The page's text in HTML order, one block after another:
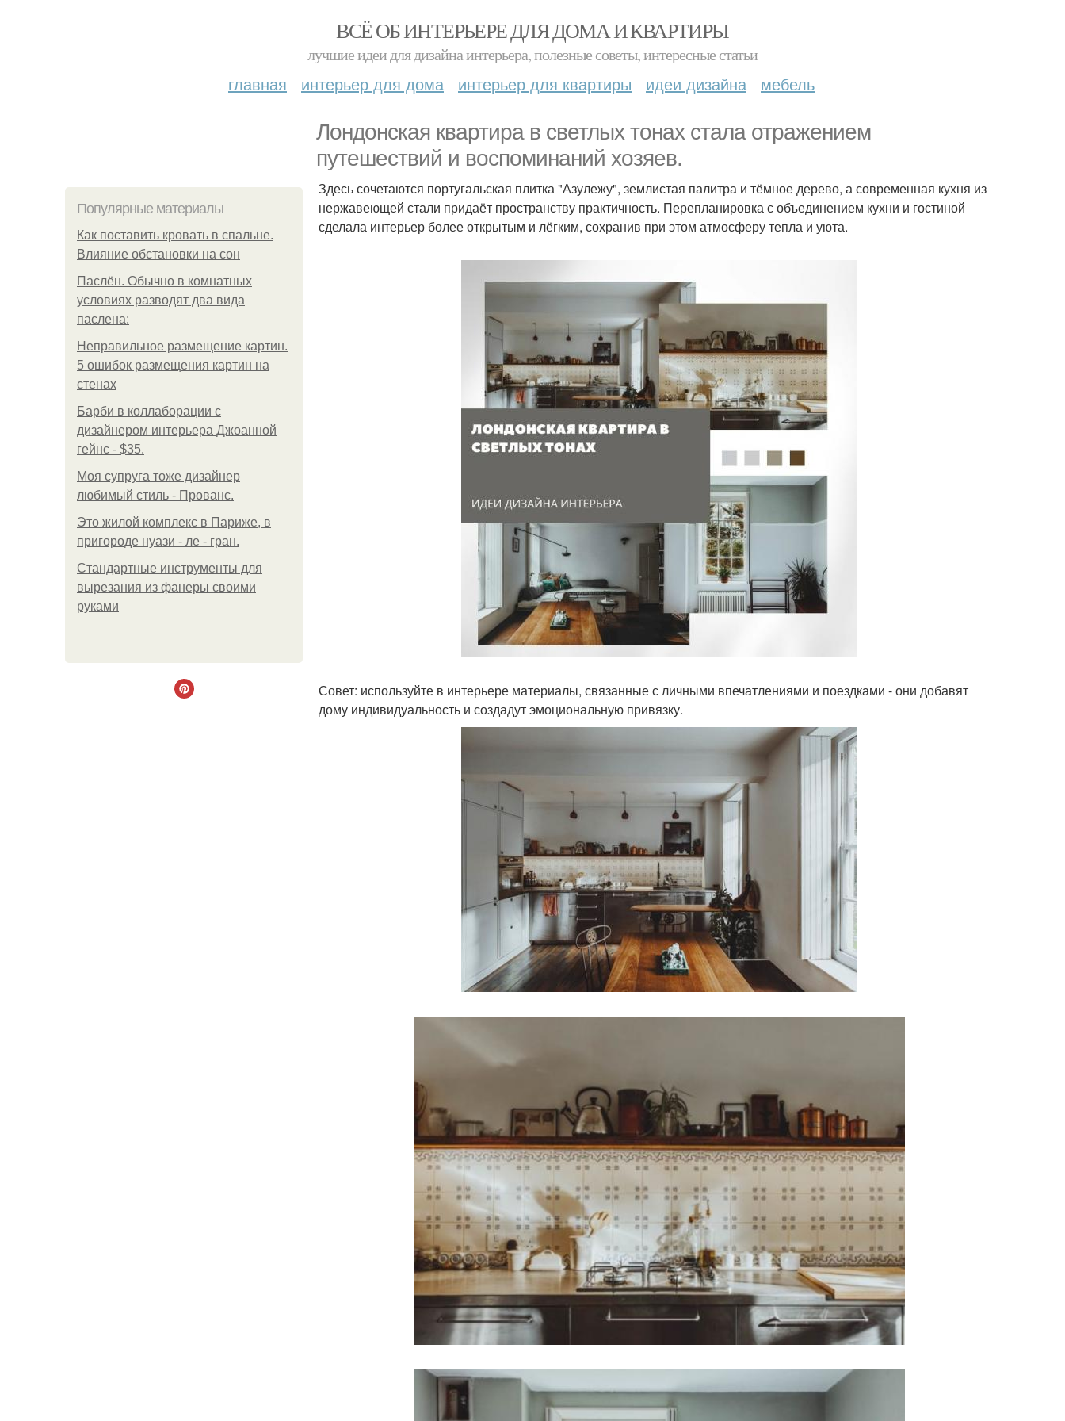
ВСЁ ОБ ИНТЕРЬЕРЕ ДЛЯ ДОМА И КВАРТИРЫ
лучшие идеи для дизайна интерьера, полезные советы, интересные статьи
главная интерьер для дома интерьер для квартиры идеи дизайна мебель
Лондонская квартира в светлых тонах стала отражением
путешествий и воспоминаний хозяев.
Популярные материалы
Как поставить кровать в спальне.
Влияние обстановки на сон
Паслён. Обычно в комнатных
условиях разводят два вида
паслена:
Неправильное размещение картин.
5 ошибок размещения картин на
стенах
Барби в коллаборации с
дизайнером интерьера Джоанной
гейнс - $35.
Моя супруга тоже дизайнер
любимый стиль - Прованс.
Это жилой комплекс в Париже, в
пригороде нуази - ле - гран.
Стандартные инструменты для
вырезания из фанеры своими
руками
Здесь сочетаются португальская плитка "Азулежу", землистая палитра и тёмное дерево, а современная кухня из
нержавеющей стали придаёт пространству практичность. Перепланировка с объединением кухни и гостиной
сделала интерьер более открытым и лёгким, сохранив при этом атмосферу тепла и уюта.
Совет: используйте в интерьере материалы, связанные с личными впечатлениями и поездками - они добавят
дому индивидуальность и создадут эмоциональную привязку.